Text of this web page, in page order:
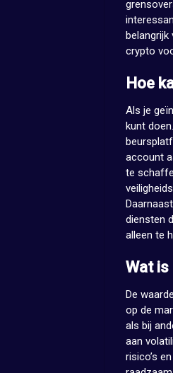
crypto
Hoe
Als je
kunt
account
te
diensten
alleen te
Wat is
De
op de
als bij
aan
risico’s